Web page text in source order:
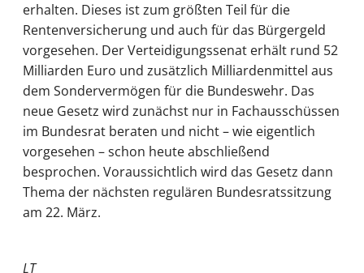
erhalten. Dieses ist zum größten Teil für die
Rentenversicherung und auch für das Bürgergeld
vorgesehen. Der Verteidigungssenat erhält rund 52
Milliarden Euro und zusätzlich Milliardenmittel aus
dem Sondervermögen für die Bundeswehr. Das
neue Gesetz wird zunächst nur in Fachausschüssen
im Bundesrat beraten und nicht – wie eigentlich
vorgesehen – schon heute abschließend
besprochen. Voraussichtlich wird das Gesetz dann
Thema der nächsten regulären Bundesratssitzung
am 22. März.
LT